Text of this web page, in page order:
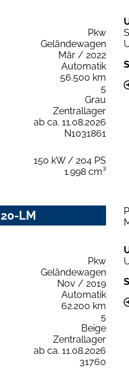
Pkw
Geländewagen
Mär / 2022
Automatik
56.500 km
5
Grau
Zentrallager
ab ca. 11.08.2026
N1031861
150 kW / 204 PS
1.998 cm³
LM
Pkw
Geländewagen
Nov / 2019
Automatik
62.200 km
5
Beige
Zentrallager
ab ca. 11.08.2026
31760